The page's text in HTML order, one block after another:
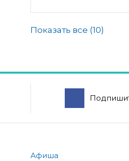
Показать все (10)
Афиша